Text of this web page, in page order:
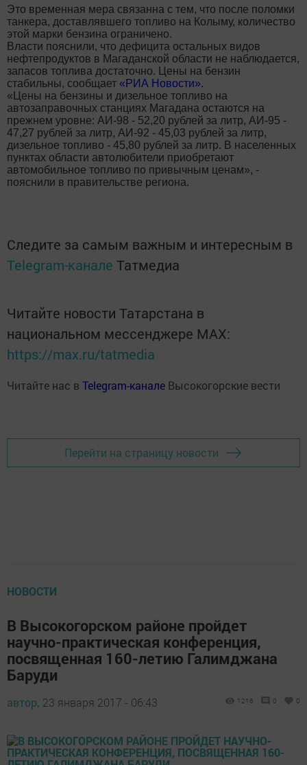
Это временная мера связанна с тем, что после поломки
танкера, доставлявшего топливо на Колыму, количество
этой марки бензина ограничено.
Власти пояснили, что дефицита остальных видов
нефтепродуктов в Магаданской области не наблюдается,
запасов топлива достаточно. Цены на бензин
стабильны, сообщает «РИА Новости».
«Цены на бензины и дизельное топливо на
автозаправочных станциях Магадана остаются на
прежнем уровне: АИ-98 - 52,20 рублей за литр, АИ-95 -
47,27 рублей за литр, АИ-92 - 45,03 рублей за литр,
дизельное топливо - 45,80 рублей за литр. В населенных
пунктах области автолюбители приобретают
автомобильное топливо по привычным ценам», -
пояснили в правительстве региона.
Следите за самым важным и интересным в
Telegram-канале Татмедиа
Читайте новости Татарстана в
национальном мессенджере MАХ:
https://max.ru/tatmedia
Читайте нас в Telegram-канале Высокогорские вести
Перейти на страницу новости
НОВОСТИ
В Высокогорском районе пройдет
научно-практическая конференция,
посвященная 160-летию Галимджана
Баруди
автор, 23 января 2017 - 06:43 1216 0 0